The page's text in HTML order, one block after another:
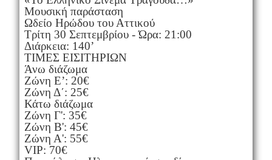
Μουσική παράσταση
Ωδείο Ηρώδου του Αττικού
Τρίτη 30 Σεπτεμβρίου - Ώρα: 21:00
Διάρκεια: 140’
ΤΙΜΕΣ ΕΙΣΙΤΗΡΙΩΝ
Άνω διάζωμα
Ζώνη Ε’: 20€
Ζώνη Δ΄: 25€
Κάτω διάζωμα
Ζώνη Γ': 35€
Ζώνη Β': 45€
Ζώνη Α': 55€
VIP: 70€